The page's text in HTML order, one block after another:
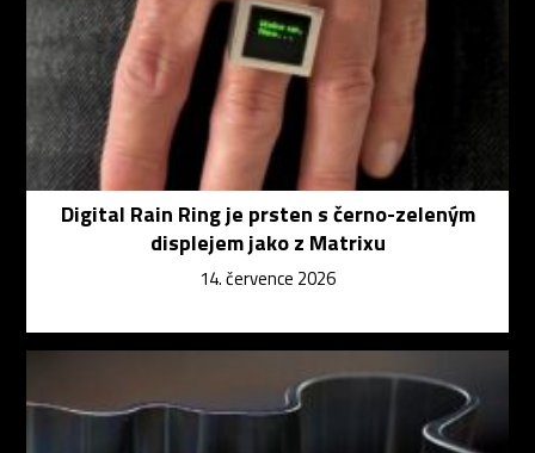
Digital Rain Ring je prsten s černo-zeleným
displejem jako z Matrixu
14. července 2026